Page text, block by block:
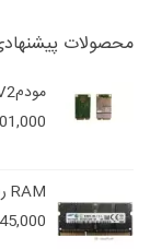
محصولات
مودمME909S-821apV2
RAM رم نو بدون پک- DDR3L 1600 8G- Samsung